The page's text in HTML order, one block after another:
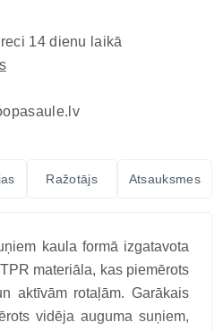
14 dienu laikā
Ražotājs Atsauksmes
kaula formā izgatavota
materiāla, kas piemērots
aktīvām rotaļām. Garākais
vidēja auguma suņiem,